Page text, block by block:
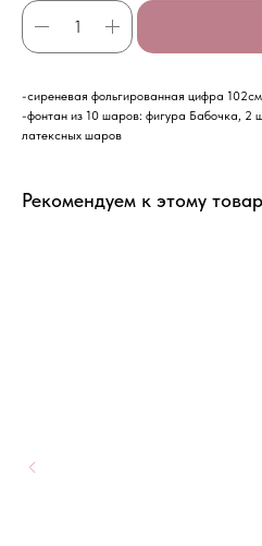
-сиреневая фольгированная цифра
-фонтан из 10 шаров: фигура Бабочка, 2
латексных шаров
Рекомендуем к этому